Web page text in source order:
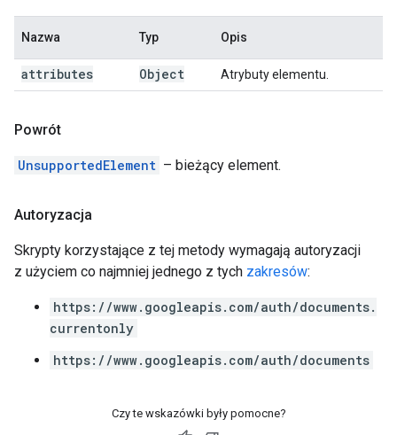
Nazwa Typ Opis
attributes Object Atrybuty elementu.
Powrót
UnsupportedElement – bieżący element.
Autoryzacja
Skrypty korzystające z tej metody wymagają autoryzacji
z użyciem co najmniej jednego z tych zakresów:
https://www.googleapis.com/auth/documents.
currentonly
https://www.googleapis.com/auth/documents
Czy te wskazówki były pomocne?